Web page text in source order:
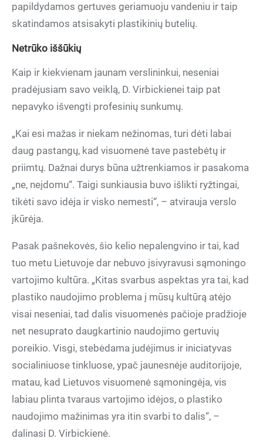
papildydamos gertuves geriamuoju vandeniu ir taip
skatindamos atsisakyti plastikinių butelių.
Netrūko iššūkių
Kaip ir kiekvienam jaunam verslininkui, neseniai
pradėjusiam savo veiklą, D. Virbickienei taip pat
nepavyko išvengti profesinių sunkumų.
„Kai esi mažas ir niekam nežinomas, turi dėti labai
daug pastangų, kad visuomenė tave pastebėtų ir
priimtų. Dažnai durys būna užtrenkiamos ir pasakoma
„ne, neįdomu“. Taigi sunkiausia buvo išlikti ryžtingai,
tikėti savo idėja ir visko nemesti“, – atvirauja verslo
įkūrėja.
Pasak pašnekovės, šio kelio nepalengvino ir tai, kad
tuo metu Lietuvoje dar nebuvo įsivyravusi sąmoningo
vartojimo kultūra. „Kitas svarbus aspektas yra tai, kad
plastiko naudojimo problema į mūsų kultūrą atėjo
visai neseniai, tad dalis visuomenės pačioje pradžioje
net nesuprato daugkartinio naudojimo gertuvių
poreikio. Visgi, stebėdama judėjimus ir iniciatyvas
socialiniuose tinkluose, ypač jaunesnėje auditorijoje,
matau, kad Lietuvos visuomenė sąmoningėja, vis
labiau plinta tvaraus vartojimo idėjos, o plastiko
naudojimo mažinimas yra itin svarbi to dalis“, –
dalinasi D. Virbickienė.